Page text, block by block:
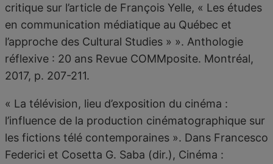
critique sur l’article de François Yelle, « Les études
en communication médiatique au Québec et
l’approche des Cultural Studies » ». Anthologie
réflexive : 20 ans Revue COMMposite. Montréal,
2017, p. 207-211.
« La télévision, lieu d’exposition du cinéma :
l’influence de la production cinématographique sur
les fictions télé contemporaines ». Dans Francesco
Federici et Cosetta G. Saba (dir.), Cinéma :